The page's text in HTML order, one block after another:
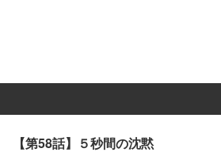
【第58話】５秒間の沈黙